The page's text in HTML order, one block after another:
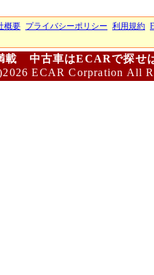
概要 プライバシーポリシー 利用規約
載 中古車はECARで探せ
ECAR Corpration All